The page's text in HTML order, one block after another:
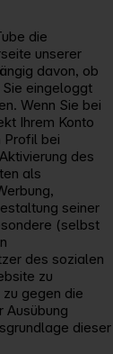
die
unserer
davon, ob
eingeloggt
Wenn Sie bei
Ihrem Konto
Profil bei
des
als
seiner
(selbst
des sozialen
zu
gegen die
Ausübung
dieser